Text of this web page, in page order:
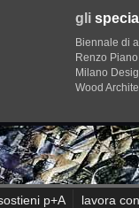
gli
Biennale di
Renzo
Milano
Wood
p+A lavora